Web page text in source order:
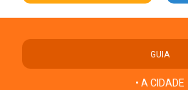
GUIA
• A CIDADE